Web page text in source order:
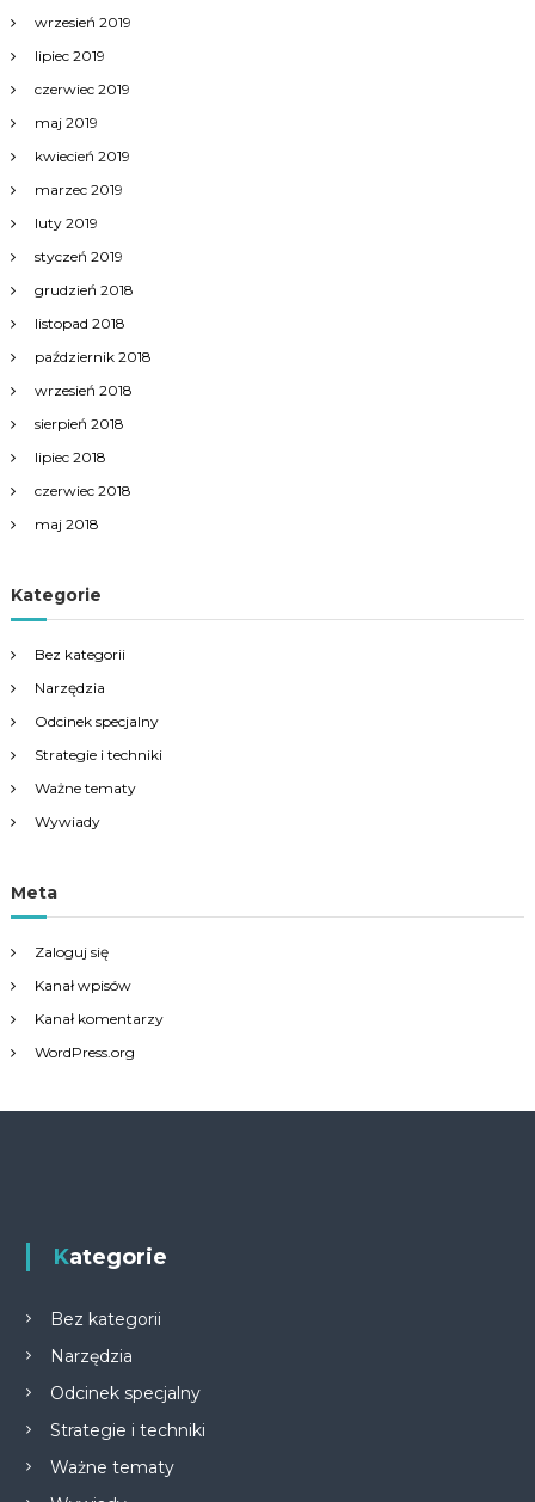
wrzesień 2019
lipiec 2019
czerwiec 2019
maj 2019
kwiecień 2019
marzec 2019
luty 2019
styczeń 2019
grudzień 2018
listopad 2018
październik 2018
wrzesień 2018
sierpień 2018
lipiec 2018
czerwiec 2018
maj 2018
Kategorie
Bez kategorii
Narzędzia
Odcinek specjalny
Strategie i techniki
Ważne tematy
Wywiady
Meta
Zaloguj się
Kanał wpisów
Kanał komentarzy
WordPress.org
Kategorie
Bez kategorii
Narzędzia
Odcinek specjalny
Strategie i techniki
Ważne tematy